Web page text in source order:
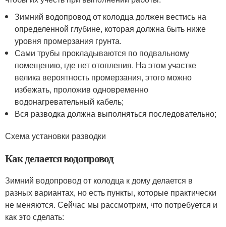
Зимний водопровод от колодца должен вестись на
определенной глубине, которая должна быть ниже
уровня промерзания грунта.
Сами трубы прокладываются по подвальному
помещению, где нет отопления. На этом участке
велика вероятность промерзания, этого можно
избежать, проложив одновременно
водонагревательный кабель;
Вся разводка должна выполняться последовательно;
Схема установки разводки
Как делается водопровод
Зимний водопровод от колодца к дому делается в
разных вариантах, но есть пункты, которые практически
не меняются. Сейчас мы рассмотрим, что потребуется и
как это сделать: